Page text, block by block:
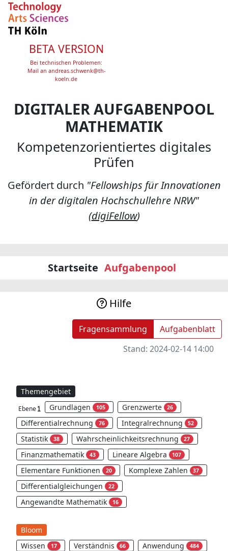
BETA VERSION
Bei technischen Problemen:
Mail an andreas.schwenk@th-
koeln.de
DIGITALER AUFGABENPOOL
MATHEMATIK
Kompetenzorientiertes digitales
Prüfen
Gefördert durch "Fellowships für Innovationen
in der digitalen Hochschullehre NRW"
(digiFellow)
Startseite Aufgabenpool
Hilfe
Fragensammlung
Aufgabenblatt
Stand: 2024-02-14 14:00
Themengebiet
Ebene Grundlagen 105 Grenzwerte 26
Differentialrechnung 76 Integralrechnung 52
Statistik 38 Wahrscheinlichkeitsrechnung 27
Finanzmathematik 43 Lineare Algebra 107
Elementare Funktionen 20 Komplexe Zahlen 37
Differentialgleichungen 22
Angewandte Mathematik 16
Bloom
Wissen
17 Verständnis 66 Anwendung 484